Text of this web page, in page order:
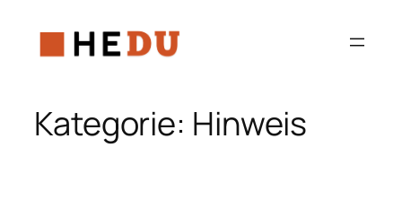
Inhalt
springen
Kategorie: Hinweis